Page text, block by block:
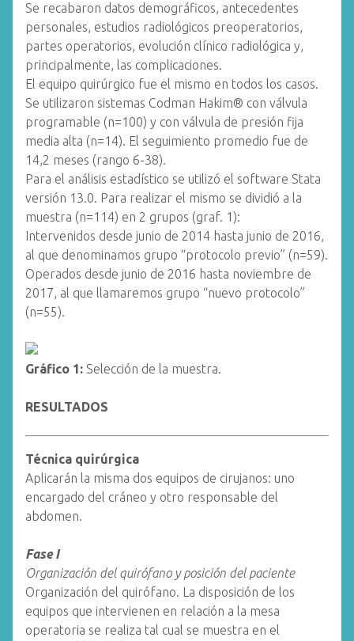
Se recabaron datos demográficos, antecedentes
personales, estudios radiológicos preoperatorios,
partes operatorios, evolución clínico radiológica y,
principalmente, las complicaciones.
El equipo quirúrgico fue el mismo en todos los casos.
Se utilizaron sistemas Codman Hakim® con válvula
programable (n=100) y con válvula de presión fija
media alta (n=14). El seguimiento promedio fue de
14,2 meses (rango 6-38).
Para el análisis estadístico se utilizó el software Stata
versión 13.0. Para realizar el mismo se dividió a la
muestra (n=114) en 2 grupos (graf. 1):
Intervenidos desde junio de 2014 hasta junio de 2016,
al que denominamos grupo “protocolo previo” (n=59).
Operados desde junio de 2016 hasta noviembre de
2017, al que llamaremos grupo “nuevo protocolo”
(n=55).
Gráfico 1: Selección de la muestra.
RESULTADOS
Técnica quirúrgica
Aplicarán la misma dos equipos de cirujanos: uno
encargado del cráneo y otro responsable del
abdomen.
Fase I
Organización del quirófano y posición del paciente
Organización del quirófano. La disposición de los
equipos que intervienen en relación a la mesa
operatoria se realiza tal cual se muestra en el